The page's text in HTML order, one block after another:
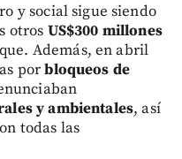
y social sigue siendo
otros US$300 millones
Además, en abril
porbloqueos de
y ambientales, así
todas las